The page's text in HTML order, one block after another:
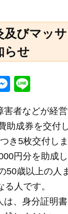
及びマッ
らせ
M
ss
e
n
g
er
e
害者などが経
助成券を交付
き5枚交付し
円分を助成し
50歳以上の人
人です。
は、身分証明